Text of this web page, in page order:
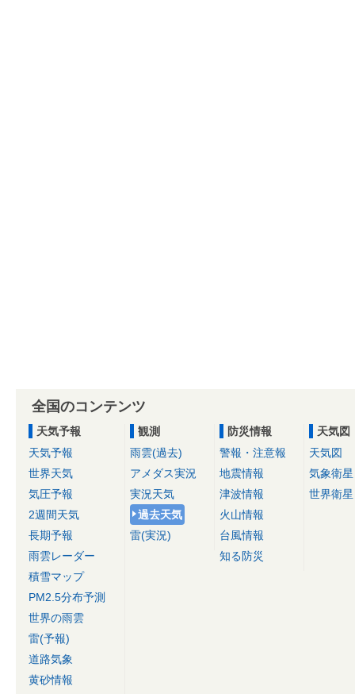
全国のコンテンツ
天気予報
天気予報
世界天気
気圧予報
2週間天気
長期予報
雨雲レーダー
積雪マップ
PM2.5分布予測
世界の雨雲
雷(予報)
道路気象
黄砂情報
観測
雨雲(過去)
アメダス実況
実況天気
過去天気
雷(実況)
防災情報
警報・注意報
地震情報
津波情報
火山情報
台風情報
知る防災
天気図
天気図
気象衛星
世界衛星